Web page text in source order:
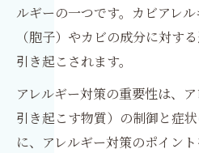
ルギーの一つです。カビアレ
（胞子）やカビの成分に対す
引き起こされます。
アレルギー対策の重要性は、
引き起こす物質）の制御と症
に、アレルギー対策のポイント